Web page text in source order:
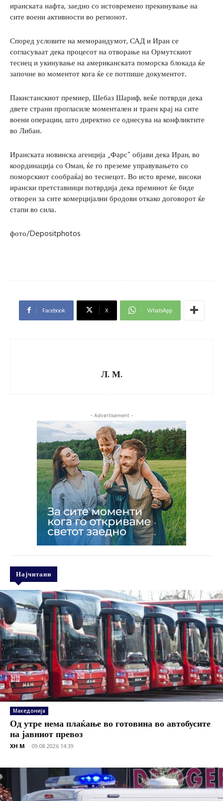
иранската нафта, заедно со истовремено прекинување на
сите воени активности во регионот.
Според условите на меморандумот, САД и Иран се
согласуваат дека процесот на отворање на Ормутскиот
теснец и укинување на американската поморска блокада ќе
започне во моментот кога ќе се потпише документот.
Пакистанскиот премиер, Шебаз Шариф, веќе потврди дека
двете страни прогласиле моментален и траен крај на сите
воени операции, што директно се однесува на конфликтите
во Либан.
Иранската новинска агенција „Фарс“ објави дека Иран, во
координација со Оман, ќе го преземе управувањето со
поморскиот сообраќај во теснецот. Во исто време, високи
ирански претставници потврдија дека преминот ќе биде
отворен за сите комерцијални бродови откако договорот ќе
стапи во сила.
фото/Depositphotos
Facebook X WhatsApp
Л. М.
- Advertisement -
Најчитани
Македонија
Од утре нема плаќање во готовина во автобусите
на јавниот превоз
XH M - 09.08.2026 14:39